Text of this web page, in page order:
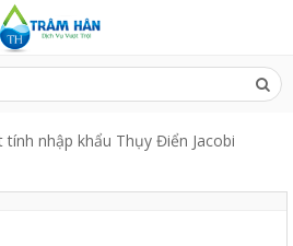
tính nhập khẩu Thụy Điển Jacobi